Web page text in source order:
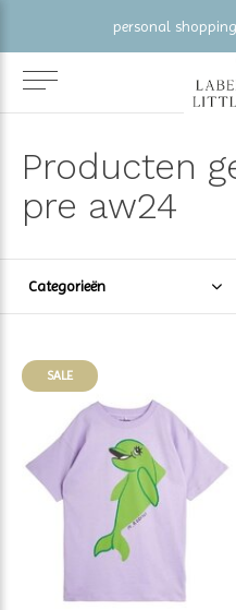
personal
Producten
pre aw24
Categorieën
SALE